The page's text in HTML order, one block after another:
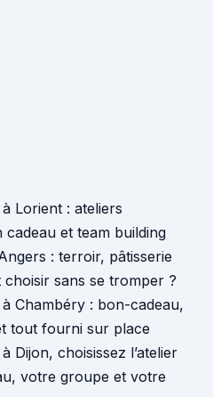
Lorient : ateliers
cadeau et team building
: terroir, pâtisserie
sans se tromper ?
Chambéry : bon-cadeau,
tout fourni sur place
Dijon, choisissez l’atelier
votre groupe et votre